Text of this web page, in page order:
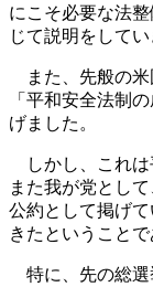
にこそ必要な法
じて説明をして
また、先般の米
「平和安全法制
げました。
しかし、これは
また我が党とし
公約として掲げ
きたということで
特に、先の総選